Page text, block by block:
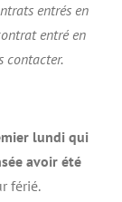
entrés en
entré en
contacter.
lundi qui
avoir été
férié.